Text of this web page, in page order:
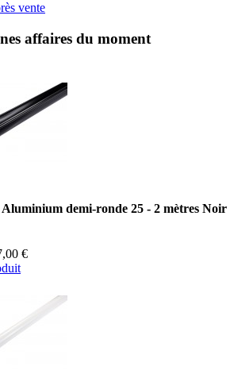
vente
affaires du moment
demi-ronde 25 - 2 mètres Noir
€